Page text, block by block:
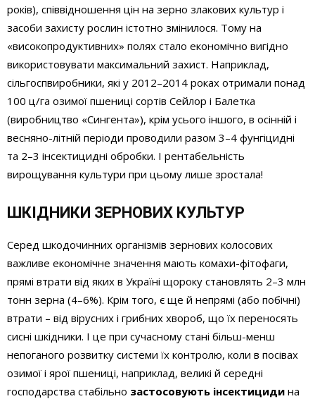
років), співвідношення цін на зерно злакових культур і
засоби захисту рослин істотно змінилося. Тому на
«високопродуктивних» полях стало економічно вигідно
використовувати максимальний захист. Наприклад,
сільгоспвиробники, які у 2012–2014 роках отримали понад
100 ц/га озимої пшениці сортів Сейлор і Балетка
(виробництво «Сингента»), крім усього іншого, в осінній і
весняно-літній періоди проводили разом 3–4 фунгіцидні
та 2–3 інсектицидні обробки. І рентабельність
вирощування культури при цьому лише зростала!
ШКІДНИКИ ЗЕРНОВИХ КУЛЬТУР
Серед шкодочинних організмів зернових колосових
важливе економічне значення мають комахи-фітофаги,
прямі втрати від яких в Україні щороку становлять 2–3 млн
тонн зерна (4–6%). Крім того, є ще й непрямі (або побічні)
втрати – від вірусних і грибних хвороб, що їх переносять
сисні шкідники. І це при сучасному стані більш-менш
непоганого розвитку системи їх контролю, коли в посівах
озимої і ярої пшениці, наприклад, великі й середні
господарства стабільно застосовують інсектициди на